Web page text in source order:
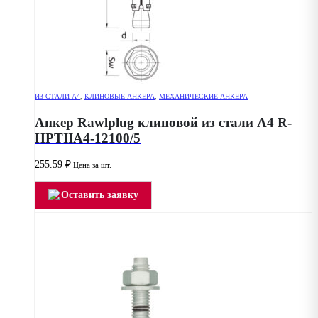
ИЗ СТАЛИ А4 КЛИНОВЫЕ АНКЕРА МЕХАНИЧЕСКИЕ АНКЕРА
Анкер Rawlplug клиновой из стали А4 R-
HPTIIA4-12100/5
255.59 ₽ Цена за шт.
Оставить заявку